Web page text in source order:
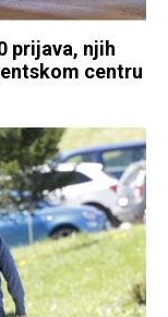
prijava, njih
centru